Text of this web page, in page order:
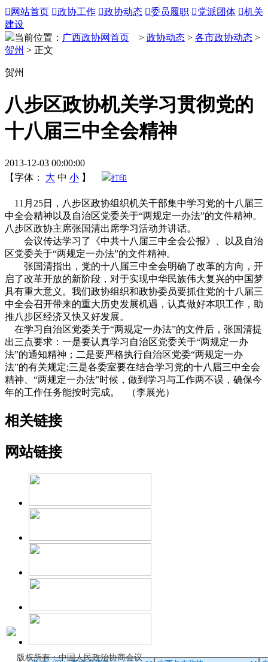
 网站首页 政协工作 政协动态 委员履职 党派团体 机关
建设
当前位置： 广西政协网首页 > 政协动态 > 各市政协动态 >
贺州 > 正文
贺州
八步区政协机关学习贯彻党的
十八届三中全会精神
2013-12-03 00:00:00
【字体：
大 中 小 】 打印
11月25日，八步区政协组织机关干部集中学习党的十八届三
中全会精神以及自治区党委关于“两规定一办法”的文件精神。
八步区政协主席张国清出席学习活动并讲话。
会议传达学习了《中共十八届三中全会公报》、以及自治
区党委关于“两规定一办法”的文件精神。
张国清指出，党的十八届三中全会明确了改革的方向，开
启了改革开放的新阶段，对于实现中华民族伟大复兴的中国梦
具有重大意义。我们政协组织和政协委员要抓住党的十八届三
中全会召开带来的重大历史发展机遇，认真做好本职工作，助
推八步区经济又快又好发展。
在学习自治区党委关于“两规定一办法”的文件后，张国清提
出三点要求：一是要认真学习自治区党委关于“两规定一办
法”的通知精神；二是要严格执行自治区党委“两规定一办
法”的有关规定;三是各委室要在结合学习党的十八届三中全会
精神、“两规定一办法”时候，做到学习与工作两不误，确保今
年的工作任务能按时完成。 （李展光）
相关链接
网站链接
版权所有：中国人民政治协商会议